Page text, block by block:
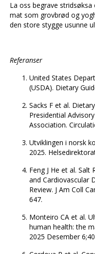
La oss begrave
mat som grovbrød og
den store stygge usunne
Referanser
United States
(USDA). Dietary
Sacks F et al.
Presidential
Association.
Utviklingen i norsk
2025.
Feng J He et al.
and Cardiovascular
Review. J Am Coll
647.
Monteiro CA et al.
human health: the
2025 Desember